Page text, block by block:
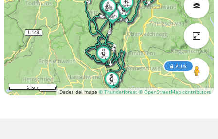
Dades del mapa © Thunderforest © OpenStreetMap contributors
PLUS
5 km